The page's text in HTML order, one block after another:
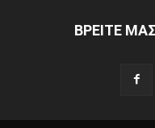
ΒΡΕΙΤΕ